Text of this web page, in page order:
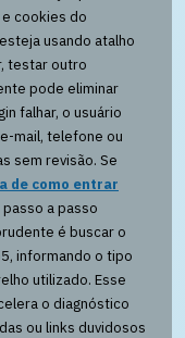
cookies do
usando atalho
testar outro
pode eliminar
falhar, o usuário
mail, telefone ou
sem revisão. Se
de como entrar
a passo
é buscar o
informando o tipo
utilizado. Esse
o diagnóstico
ou links duvidosos